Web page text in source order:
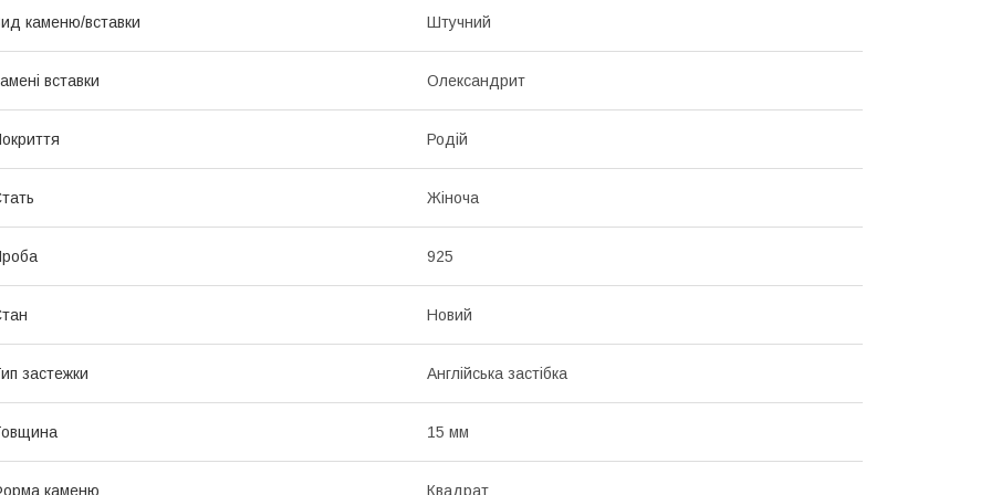
каменю/вставки Штучний
вставки Олександрит
Родій
Жіноча
925
Новий
застежки Англійська застібка
15 мм
каменю Квадрат